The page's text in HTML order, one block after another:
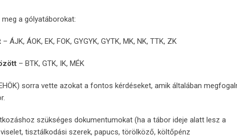
meg a gólyatáborokat:
– ÁJK, ÁOK, EK, FOK, GYGYK, GYTK, MK, NK, TTK, ZK
– BTK, GTK, IK, MÉK
sorra vette azokat a fontos kérdéseket, amik általában
szükséges dokumentumokat (ha a tábor ideje alatt lesz a
tisztálkodási szerek, papucs, törölköző, költőpénz